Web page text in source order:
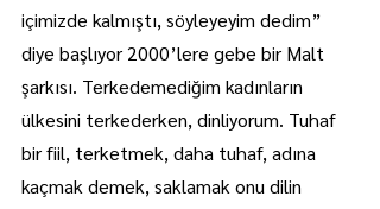
içimizde kalmıştı, söyleyeyim dedim”
diye başlıyor 2000’lere gebe bir Malt
şarkısı. Terkedemediğim kadınların
ülkesini terkederken, dinliyorum. Tuhaf
bir fiil, terketmek, daha tuhaf, adına
kaçmak demek, saklamak onu dilin